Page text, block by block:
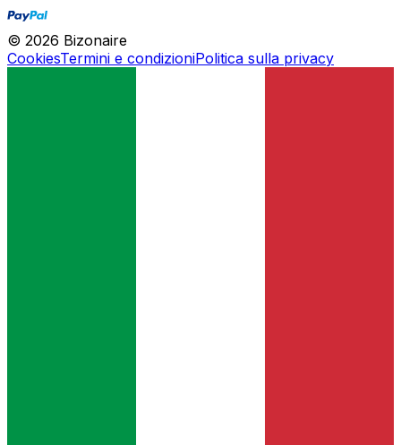
© 2026 Bizonaire
CookiesTermini e condizioniPolitica sulla privacy